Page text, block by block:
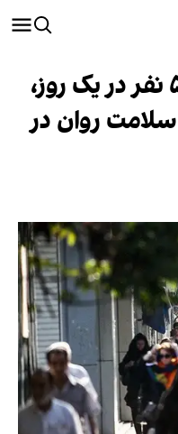
با اقدام به خودکشی ۵ نفر در یک روز،
سلامت روان در